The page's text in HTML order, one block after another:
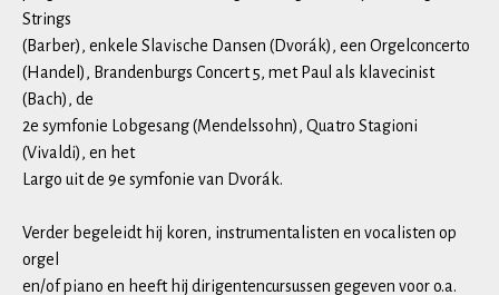
Strings
(Barber), enkele Slavische Dansen (Dvorák), een Orgelconcerto
(Handel), Brandenburgs Concert 5, met Paul als klavecinist
(Bach), de
2e symfonie Lobgesang (Mendelssohn), Quatro Stagioni
(Vivaldi), en het
Largo uit de 9e symfonie van Dvorák.
Verder begeleidt hij koren, instrumentalisten en vocalisten op
orgel
en/of piano en heeft hij dirigentencursussen gegeven voor o.a.